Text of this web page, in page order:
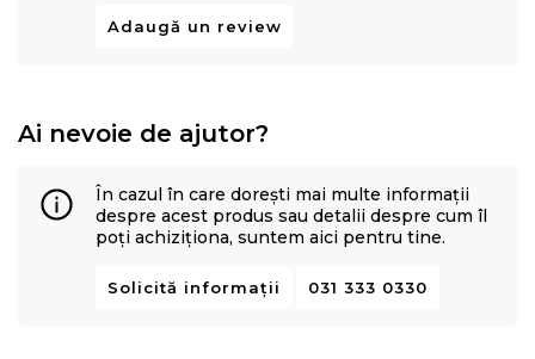
Adaugă un review
Ai nevoie de ajutor?
În cazul în care dorești mai multe informații
despre acest produs sau detalii despre cum îl
poți achiziționa, suntem aici pentru tine.
Solicită informații 031 333 0330